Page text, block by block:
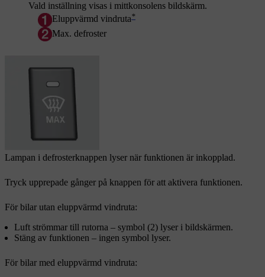
Vald inställning visas i mittkonsolens bildskärm.
Eluppvärmd vindruta*
Max. defroster
Lampan i defrosterknappen lyser när funktionen är inkopplad.
Tryck upprepade gånger på knappen för att aktivera funktionen.
För bilar utan eluppvärmd vindruta:
Luft strömmar till rutorna – symbol (2) lyser i bildskärmen.
Stäng av funktionen – ingen symbol lyser.
För bilar med eluppvärmd vindruta: